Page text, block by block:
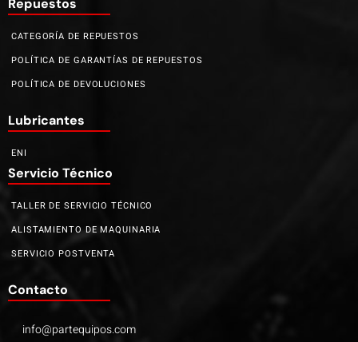
Repuestos
CATEGORÍA DE REPUESTOS
POLÍTICA DE GARANTÍAS DE REPUESTOS
POLÍTICA DE DEVOLUCIONES
Lubricantes
ENI
Servicio Técnico
TALLER DE SERVICIO TÉCNICO
ALISTAMIENTO DE MAQUINARIA
SERVICIO POSTVENTA
Contacto
info@partequipos.com